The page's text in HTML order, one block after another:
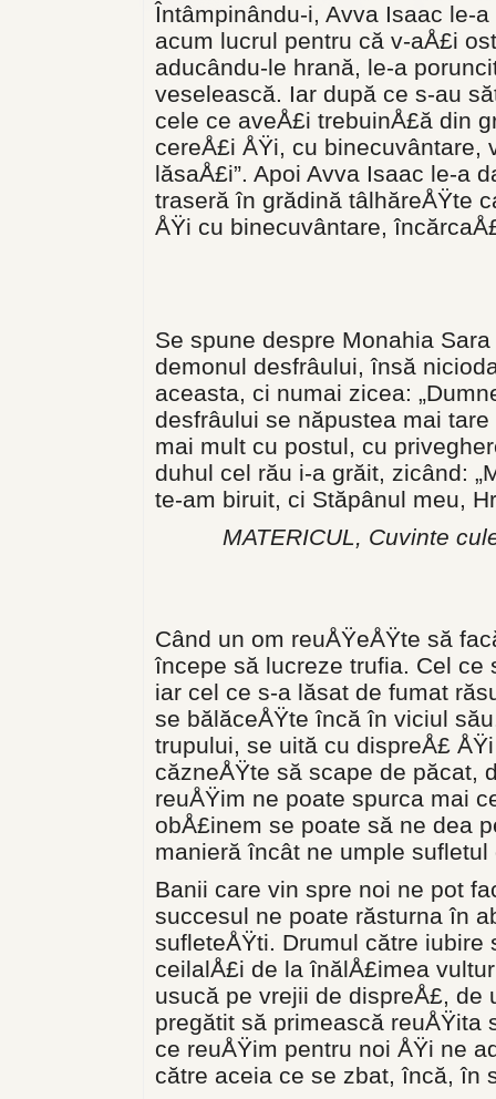
Întâmpinându-i, Avva Isaac le-
acum lucrul pen­tru că v-aÅ£i
aducându-le hrană, le-a
veselească. Iar după ce s-au
cele ce aveÅ£i trebuinÅ£ă din
cereÅ£i ÅŸi, cu binecuvântare,
lăsaÅ£i”. Apoi Avva Isaac le-a
traseră în grădină tâlhăreÅŸte
ÅŸi cu binecuvântare,
Se spune despre Monahia
demonul desfrâului, însă
aceasta, ci numai zicea:
desfrâului se năpustea mai
mai mult cu postul, cu
duhul cel rău i-a grăit, zicând:
te-am biruit, ci Stăpânul meu,
MATERICUL, Cuvinte
Când un om reuÅŸeÅŸte să
începe să lu­creze trufia. Cel ce
iar cel ce s-a lăsat de fumat
se bălăceÅŸte încă în viciul
trupului, se uită cu dispreÅ£
căzneÅŸte să scape de pă­cat,
reuÅŸim ne poate spurca mai
obÅ£inem se poate să ne dea
manieră încât ne um­ple sufletul
Banii care vin spre noi ne pot
succesul ne poate răsturna în
sufleteÅŸti. Drumul către
ceilalÅ£i de la înălÅ£imea
usu­că pe vrejii de dispreÅ£, de
pregătit să primească reuÅŸita
ce reu­ÅŸim pentru noi ÅŸi ne
către aceia ce se zbat, încă, în